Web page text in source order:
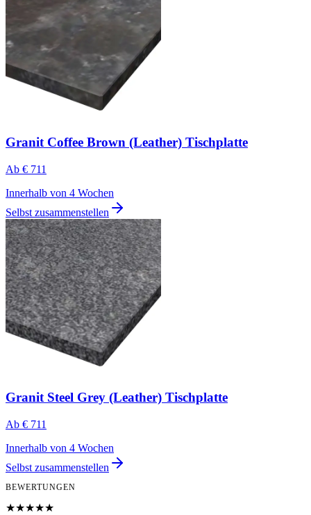
Granit Coffee Brown (Leather) Tischplatte
Ab € 711
Innerhalb von 4 Wochen
Selbst zusammenstellen
Granit Steel Grey (Leather) Tischplatte
Ab € 711
Innerhalb von 4 Wochen
Selbst zusammenstellen
BEWERTUNGEN
★★★★★